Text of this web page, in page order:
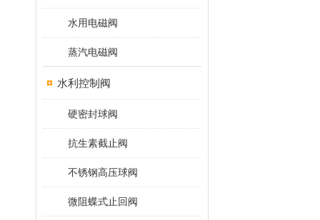
水用电磁阀
蒸汽电磁阀
水利控制阀
硬密封球阀
抗生素截止阀
不锈钢高压球阀
微阻蝶式止回阀